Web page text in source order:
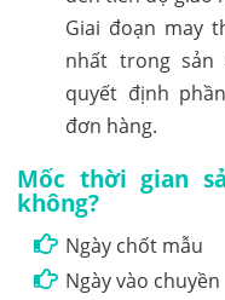
Giai đoạn may
nhất trong sản
quyết định
đơn hàng.
Mốc thời gian
không?
Ngày chốt mẫu
Ngày vào chuyền